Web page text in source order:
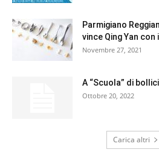
Parmigiano
vince Qing Yan con
Novembre 27, 2021
A “Scuola” di
Ottobre 20, 2022
Carica altri